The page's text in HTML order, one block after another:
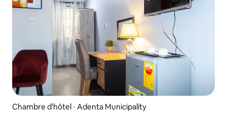
Chambre d'hôtel ⋅ Adenta Municipality